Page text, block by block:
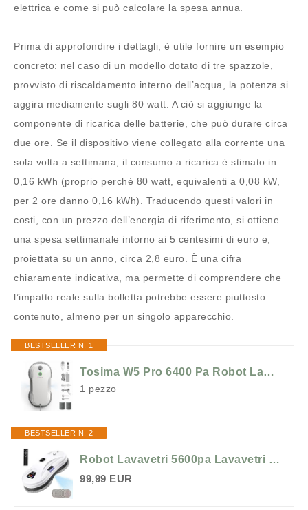
elettrica e come si può calcolare la spesa annua.
Prima di approfondire i dettagli, è utile fornire un esempio
concreto: nel caso di un modello dotato di tre spazzole,
provvisto di riscaldamento interno dell’acqua, la potenza si
aggira mediamente sugli 80 watt. A ciò si aggiunge la
componente di ricarica delle batterie, che può durare circa
due ore. Se il dispositivo viene collegato alla corrente una
sola volta a settimana, il consumo a ricarica è stimato in
0,16 kWh (proprio perché 80 watt, equivalenti a 0,08 kW,
per 2 ore danno 0,16 kWh). Traducendo questi valori in
costi, con un prezzo dell’energia di riferimento, si ottiene
una spesa settimanale intorno ai 5 centesimi di euro e,
proiettata su un anno, circa 2,8 euro. È una cifra
chiaramente indicativa, ma permette di comprendere che
l’impatto reale sulla bolletta potrebbe essere piuttosto
contenuto, almeno per un singolo apparecchio.
BESTSELLER N. 1
Tosima W5 Pro 6400 Pa Robot Lavavetri, Doppia Spruzzatura ad Ultrasuoni, Pulitore Automatico per Vetri, Telecomando, 20 Panni in Microfibra(Blanco)
1 pezzo
BESTSELLER N. 2
Robot Lavavetri 5600pa Lavavetri Elettrico con Getto automatico Spruzzo, 3 Modalità di Pulizia, Pulitore Automatico per Vetri, Rilevamento Intelligente dei Bordi, Telecomandoe ,10 Panni in Microfibra
99,99 EUR